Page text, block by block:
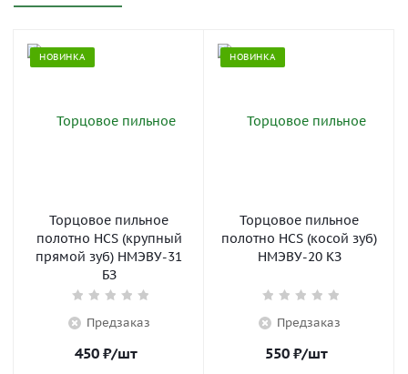
НОВИНКА
Торцовое пильное
полотно HCS (крупный
прямой зуб) НМЭВУ-31
БЗ
Предзаказ
450₽/шт
НОВИНКА
Торцовое пильное
полотно HCS (косой зуб)
НМЭВУ-20 КЗ
Предзаказ
550₽/шт